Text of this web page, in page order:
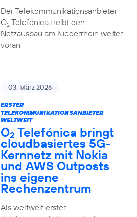
Der Telekommunikationsanbieter
O2Telefónica treibt den
Netzausbau am Niederrhein weiter
voran
03. März 2026
ERSTER
TELEKOMMUNIKATIONSANBIETER
WELTWEIT
O2 Telefónica bringt
cloudbasiertes 5G-
Kernnetz mit Nokia
und AWS Outposts
ins eigene
Rechenzentrum
Als weltweit erster